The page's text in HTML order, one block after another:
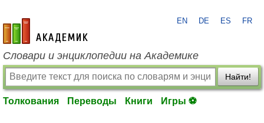
academic.ru
EN DE ES FR
Словари и энциклопедии на Академике
Найти!
Толкования Переводы Книги Игры ⚽